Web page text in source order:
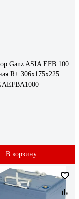
Ganz ASIA EFB 100
R+ 306x175x225
В корзину